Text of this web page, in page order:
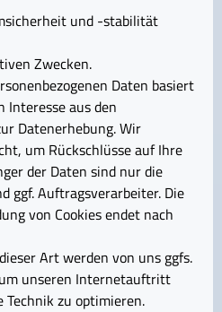
und -stabilität
Zwecken.
Daten basiert
Interesse aus den
Datenerhebung. Wir
um Rückschlüsse auf Ihre
der Daten sind nur die
ggf. Auftragsverarbeiter. Die
von Cookies endet nach
Art werden von uns ggfs.
unseren Internetauftritt
zu optimieren.